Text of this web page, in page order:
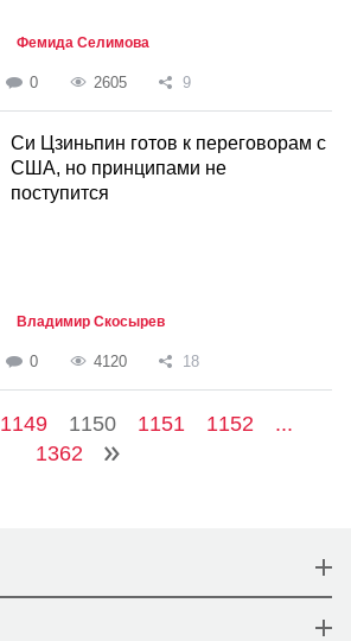
Фемида Селимова
0 2605 9
Си Цзиньпин готов к переговорам с
США, но принципами не
поступится
Владимир Скосырев
0 4120 18
1149 1150 1151 1152
...
1362